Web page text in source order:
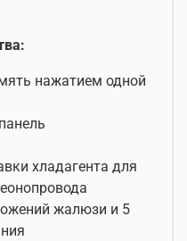
нажатием одной
хладагента для
жалюзи и 5